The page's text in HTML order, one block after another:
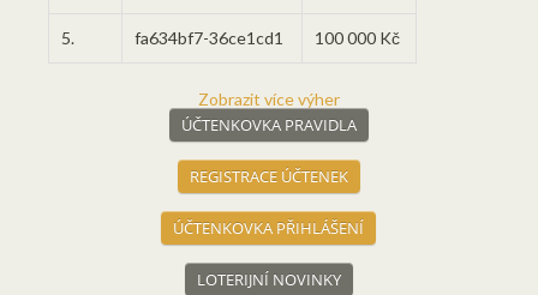
5. fa634bf7-36ce1cd1 100 000 Kč
Zobrazit více výher
ÚČTENKOVKA PRAVIDLA
REGISTRACE ÚČTENEK
ÚČTENKOVKA PŘIHLÁŠENÍ
LOTERIJNÍ NOVINKY